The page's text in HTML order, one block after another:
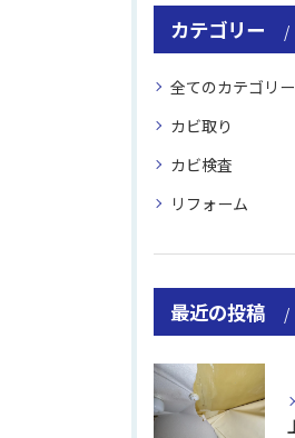
カテゴリー
全てのカテゴリー
カビ取り
カビ検査
リフォーム
最近の投稿